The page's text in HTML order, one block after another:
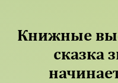
Книжные
сказка